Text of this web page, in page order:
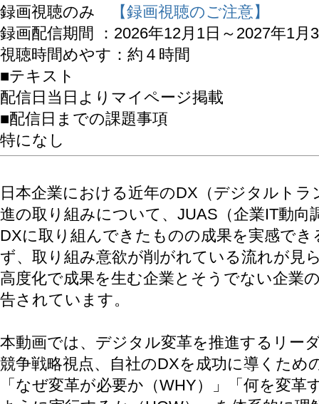
録画視聴のみ
【録画視聴のご注意】
録画配信期間 ：2026年12月1日～2027年1月
視聴時間めやす：約４時間
■テキスト
配信日当日よりマイページ掲載
■配信日までの課題事項
特になし
日本企業における近年のDX（デジタルト
進の取り組みについて、JUAS（企業IT動向
DXに取り組んできたものの成果を実感で
ず、取り組み意欲が削がれている流れが見
高度化で成果を生む企業とそうでない企業
告されています。
本動画では、デジタル変革を推進するリー
競争戦略視点、自社のDXを成功に導くため
「なぜ変革が必要か（WHY）」「何を変革